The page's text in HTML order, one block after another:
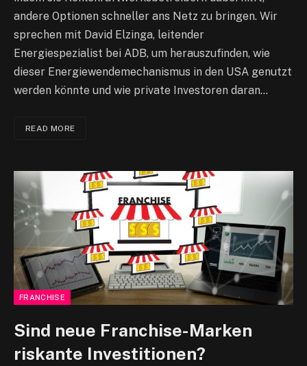
andere Optionen schneller ans Netz zu bringen. Wir
sprechen mit David Elzinga, leitender
Energiespezialist bei ADB, um herauszufinden, wie
dieser Energiewendemechanismus in den USA genutzt
werden könnte und wie private Investoren daran…
READ MORE
FRANCHISE
Sind neue Franchise-Marken
riskante Investitionen?